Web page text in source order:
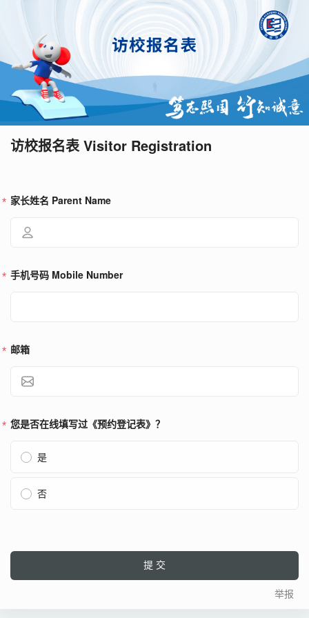
访校报名表 Visitor Registration
家长姓名 Parent Name
手机号码 Mobile Number
邮箱
您是否在线填写过《预约登记表》？
是
否
提交
举报